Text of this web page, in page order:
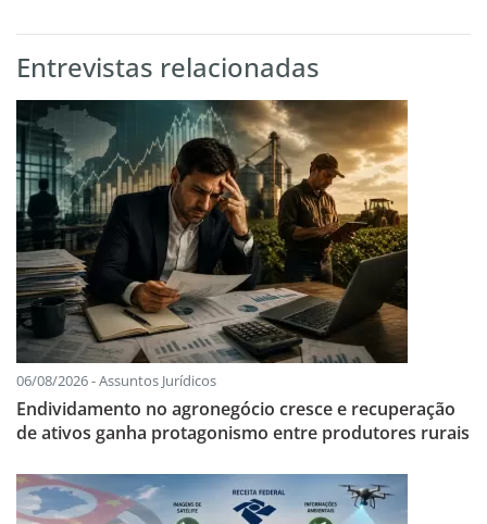
Entrevistas relacionadas
06/08/2026 - Assuntos Jurídicos
Endividamento no agronegócio cresce e recuperação
de ativos ganha protagonismo entre produtores rurais